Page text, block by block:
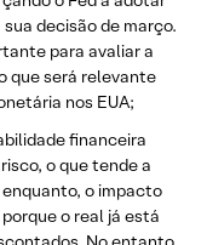
decisão de março.
para avaliar a
que será relevante
nos EUA;
financeira
o que tende a
o impacto
o real já está